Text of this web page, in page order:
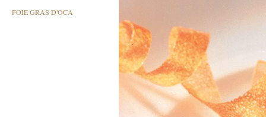
FOIE GRAS D'OCA